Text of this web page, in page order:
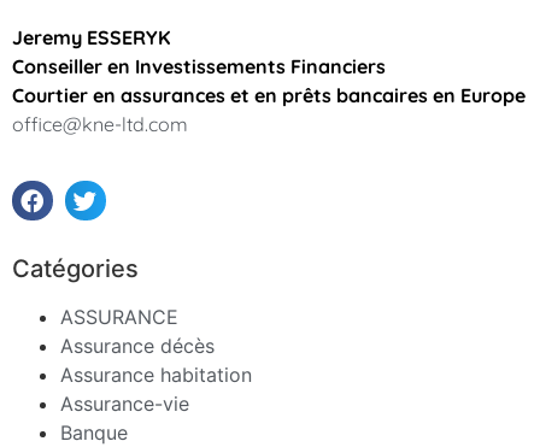
Jeremy ESSERYK
Conseiller en Investissements Financiers
Courtier en assurances et en prêts bancaires en Europe
office@kne-ltd.com
Catégories
ASSURANCE
Assurance décès
Assurance habitation
Assurance-vie
Banque